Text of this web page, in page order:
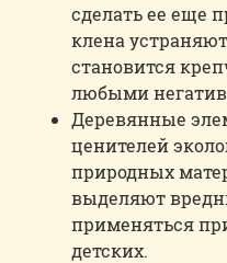
сделать ее еще
клена
становится
любыми
Деревянные
ценителей
природных
выделяют
применяться
детских.